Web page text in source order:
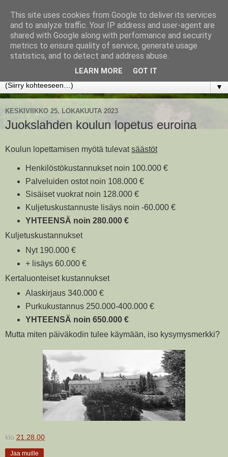
www.jyrkikokko.fi
Uusi Suunta - Jokainen hetki tarjoaa tilaisuuden muuttaa
▼
KESKIVIIKKO 25. LOKAKUUTA 2023
Juokslahden koulun lopetus euroina
Koulun lopettamisen myötä tulevatsäästöt
Henkilöstökustannukset noin 100.000 €
Palveluiden ostot noin 108.000 €
Sisäiset vuokrat noin 128.000 €
Kuljetuskustannuste lisäys noin -60.000 €
YHTEENSÄ noin 280.000 €
Kuljetuskustannukset
Nyt 190.000 €
+ lisäys 60.000 €
Kertaluonteiset kustannukset
Alaskirjaus 340.000 €
Purkukustannus 250.000-400.000 €
YHTEENSÄ noin 650.000 €
Mutta miten päiväkodin tulee käymään, iso kysymysmerkki?
klo 21.28.00
Jaa muille
This site uses cookies from Google to deliver its services
and to analyze traffic. Your IP address and user-agent are
shared with Google along with performance and security
metrics to ensure quality of service, generate usage
statistics, and to detect and address abuse.
LEARN MORE GOT IT